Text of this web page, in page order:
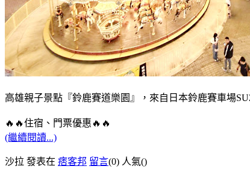
高雄親子景點『鈴鹿賽道樂園』，來自日本鈴鹿賽車場
🔥🔥住宿、門票優惠🔥🔥
(繼續閱讀...)
沙拉 發表在 痞客邦 留言(0) 人氣()